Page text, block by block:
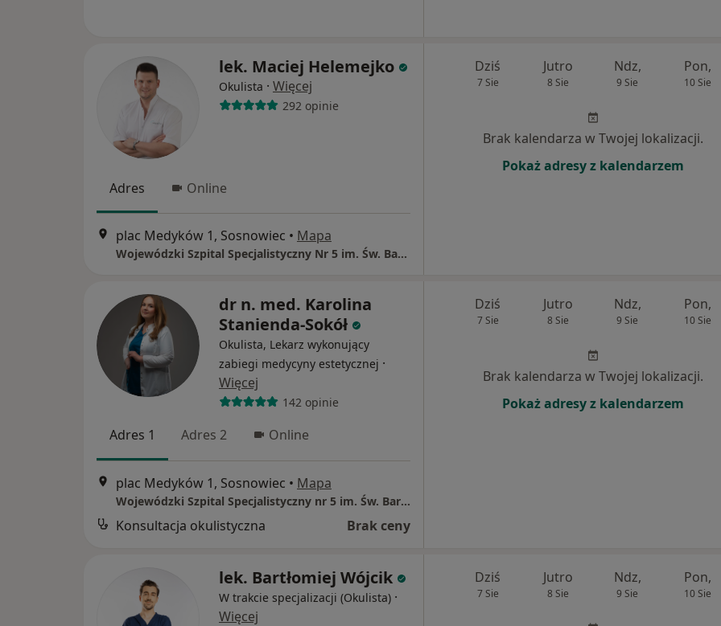
lek. Maciej Helemejko
Okulista · Więcej
292 opinie
Adres Online
plac Medyków 1, Sosnowiec • Mapa
Wojewódzki Szpital Specjalistyczny Nr 5 im. Św. Barbary w Sosnowcu
Dziś
7 Sie
Jutro
8 Sie
Ndz,
9 Sie
Pon,
10 Sie
Brak kalendarza w Twojej lokalizacji.
Pokaż adresy z kalendarzem
dr n. med. Karolina
Stanienda-Sokół
Okulista, Lekarz wykonujący
zabiegi medycyny estetycznej ·
Więcej
142 opinie
Adres 1 Adres 2 Online
plac Medyków 1, Sosnowiec • Mapa
Wojewódzki Szpital Specjalistyczny nr 5 im. Św. Barbary
Konsultacja okulistyczna Brak ceny
Dziś
7 Sie
Jutro
8 Sie
Ndz,
9 Sie
Pon,
10 Sie
Brak kalendarza w Twojej lokalizacji.
Pokaż adresy z kalendarzem
lek. Bartłomiej Wójcik
W trakcie specjalizacji (Okulista) ·
Więcej
Dziś
7 Sie
Jutro
8 Sie
Ndz,
9 Sie
Pon,
10 Sie